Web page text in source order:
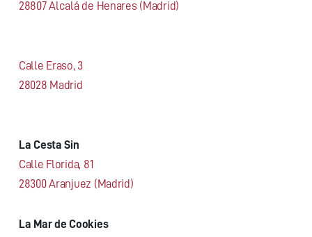
28807 Alcalá de Henares (Madrid)
Calle Eraso, 3
28028 Madrid
La Cesta Sin
Calle Florida, 81
28300 Aranjuez (Madrid)
La Mar de Cookies